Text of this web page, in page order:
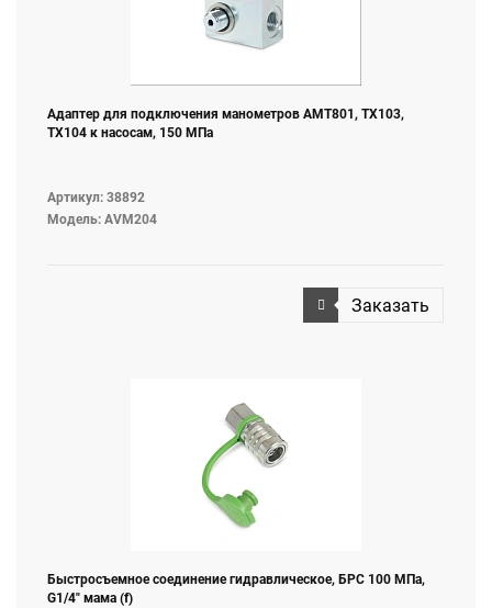
Адаптер для подключения манометров AMT801, TX103,
TX104 к насосам, 150 МПа
Артикул: 38892
Модель: AVM204
Заказать
Быстросъемное соединение гидравлическое, БРС 100 МПа,
G1/4" мама (f)